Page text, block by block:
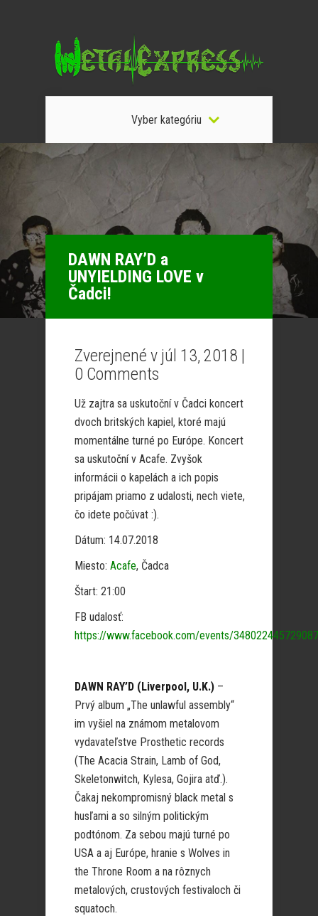
Vyber kategóriu
DAWN RAY’D a
UNYIELDING LOVE v
Čadci!
Zverejnené v júl 13, 2018 |
0 Comments
Už zajtra sa uskutoční v Čadci koncert
dvoch britských kapiel, ktoré majú
momentálne turné po Európe. Koncert
sa uskutoční v Acafe. Zvyšok
informácii o kapelách a ich popis
pripájam priamo z udalosti, nech viete,
čo idete počúvat :).
Dátum: 14.07.2018
Miesto: Acafe, Čadca
Štart: 21:00
FB udalosť:
https://www.facebook.com/events/
DAWN RAY’D (Liverpool, U.K.) –
Prvý album „The unlawful assembly“
im vyšiel na známom metalovom
vydavateľstve Prosthetic records
(The Acacia Strain, Lamb of God,
Skeletonwitch, Kylesa, Gojira atď.).
Čakaj nekompromisný black metal s
husľami a so silným politickým
podtónom. Za sebou majú turné po
USA a aj Európe, hranie s Wolves in
the Throne Room a na rôznych
metalových, crustových festivaloch či
squatoch.